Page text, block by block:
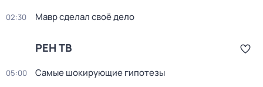
02:30 Мавр сделал своё дело
РЕН ТВ
05:00 Самые шoкиpующие гипотезы